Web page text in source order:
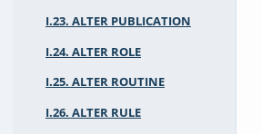
I.23. ALTER PUBLICATION
I.24. ALTER ROLE
I.25. ALTER ROUTINE
I.26. ALTER RULE